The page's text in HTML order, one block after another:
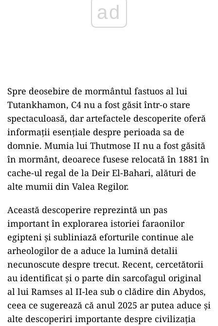
Spre deosebire de mormântul fastuos al lui
Tutankhamon, C4 nu a fost găsit într-o stare
spectaculoasă, dar artefactele descoperite oferă
informații esențiale despre perioada sa de
domnie. Mumia lui Thutmose II nu a fost găsită
în mormânt, deoarece fusese relocată în 1881 în
cache-ul regal de la Deir El-Bahari, alături de
alte mumii din Valea Regilor.
Această descoperire reprezintă un pas
important în explorarea istoriei faraonilor
egipteni și subliniază eforturile continue ale
arheologilor de a aduce la lumină detalii
necunoscute despre trecut. Recent, cercetătorii
au identificat și o parte din sarcofagul original
al lui Ramses al II-lea sub o clădire din Abydos,
ceea ce sugerează că anul 2025 ar putea aduce și
alte descoperiri importante despre civilizația